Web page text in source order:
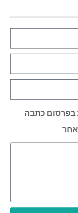
בפרסום כתבה
אחר